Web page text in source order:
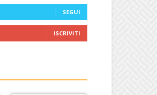
SEGUI
ISCRIVITI